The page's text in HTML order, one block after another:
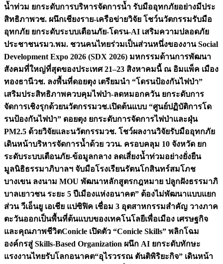
น้ำท่วม ยกระดับการบริหารจัดการน้ำ รับมืออุทกภัยอย่างมีประ
สิทธิภาพวช. ผนึกเชียงราย-เครือข่ายวิจัย โชว์นวัตกรรมรับมือ
อุทกภัย ยกระดับระบบเตือนภัย-โดรน-AI เสริมความปลอดภัย
ประชาชนรมว.พม. ชวนคนไทยร่วมเป็นส่วนหนึ่งของงาน Social
Development Expo 2026 (SDX 2026) มหกรรมด้านการพัฒนา
สังคมที่ใหญ่ที่สุดของประเทศ 21–23 สิงหาคมนี้ ณ อิมแพ็ค เมือง
ทองธานีวช. ลงพื้นที่ดอยตุง เตรียมนำ “โดรนป้องกันไฟป่า”
เสริมประสิทธิภาพควบคุมไฟป่า-ลดหมอกควัน ยกระดับการ
จัดการเชิงรุกด้วยนวัตกรรมวช.เปิดต้นแบบ “ศูนย์ปฏิบัติการโด
รนป้องกันไฟป่า” ดอยตุง ยกระดับการจัดการไฟป่าและฝุ่น
PM2.5 ด้วยวิจัยและนวัตกรรมวช. โชว์ผลงานวิจัยรับมืออุทกภัย
เดินหน้าบริหารจัดการน้ำด้วย ววน. ครอบคลุม 10 จังหวัด ยก
ระดับระบบเตือนภัย-ข้อมูลกลาง ลดเสี่ยงน้ำท่วมอย่างยั่งยืน
มูลนิธิธรรมาภิบาลฯ จับมือโรงเรียนรัตนโกสินทร์สมโภช
บางเขน ลงนาม MOU พัฒนาหลักสูตรกฎหมาย ปลูกฝังธรรมาภิ
บาลเยาวชน ระยะ 5 ปีเมืองแห่งอนาคต” ต้องไม่พัฒนาแบบแยก
ส่วน วีเอ็นยู เอเชีย แปซิฟิค เชื่อม 3 อุตสาหกรรมสำคัญ วางภาค
ตะวันออกเป็นพื้นที่ต้นแบบของเทคโนโลยีเพื่อเมือง เศรษฐกิจ
และคุณภาพชีวิตConicle เปิดตัว “Conicle Skills” พลิกโฉม
องค์กรสู่ Skills-Based Organization ผนึก AI ยกระดับทักษะ
แรงงานไทยรับโลกอนาคต“อุไรวรรณ ตันติพิริยะกิจ” เดินหน้า